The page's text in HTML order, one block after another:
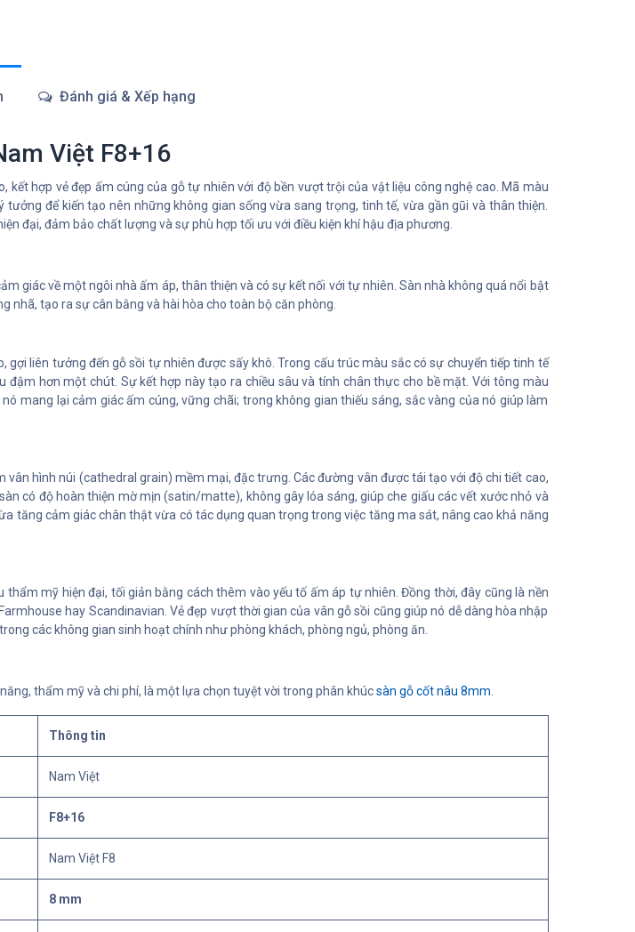
Đánh giá & Xếp hạng
Việt F8+16
kết hợp vẻ đẹp ấm cúng của gỗ tự nhiên với độ bền vượt trội của vật liệu công nghệ cao. Mã màu
để kiến tạo nên những không gian sống vừa sang trọng, tinh tế, vừa gần gũi và thân thiện.
đại, đảm bảo chất lượng và sự phù hợp tối ưu với điều kiện khí hậu địa phương.
giác về một ngôi nhà ấm áp, thân thiện và có sự kết nối với tự nhiên. Sàn nhà không quá nổi bật
tạo ra sự cân bằng và hài hòa cho toàn bộ căn phòng.
liên tưởng đến gỗ sồi tự nhiên được sấy khô. Trong cấu trúc màu sắc có sự chuyển tiếp tinh tế
hơn một chút. Sự kết hợp này tạo ra chiều sâu và tính chân thực cho bề mặt. Với tông màu
mang lại cảm giác ấm cúng, vững chãi; trong không gian thiếu sáng, sắc vàng của nó giúp làm
hình núi (cathedral grain) mềm mại, đặc trưng. Các đường vân được tái tạo với độ chi tiết cao,
có độ hoàn thiện mờ mịn (satin/matte), không gây lóa sáng, giúp che giấu các vết xước nhỏ và
tăng cảm giác chân thật vừa có tác dụng quan trọng trong việc tăng ma sát, nâng cao khả năng
mỹ hiện đại, tối giản bằng cách thêm vào yếu tố ấm áp tự nhiên. Đồng thời, đây cũng là nền
hay Scandinavian. Vẻ đẹp vượt thời gian của vân gỗ sồi cũng giúp nó dễ dàng hòa nhập
các không gian sinh hoạt chính như phòng khách, phòng ngủ, phòng ăn.
thẩm mỹ và chi phí, là một lựa chọn tuyệt vời trong phân khúcsàn gỗ cốt nâu 8mm
Thông tin
Nam Việt
F8+16
Nam Việt F8
8 mm